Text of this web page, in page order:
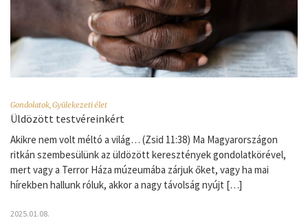
Gondolatok,Gyülekezeti élet
Üldözött testvéreinkért
Akikre nem volt méltó a világ… (Zsid 11:38) Ma Magyarországon
ritkán szembesülünk az üldözött keresztények gondolatkörével,
mert vagy a Terror Háza múzeumába zárjuk őket, vagy ha mai
hírekben hallunk róluk, akkor a nagy távolság nyújt […]
2025.01.08.